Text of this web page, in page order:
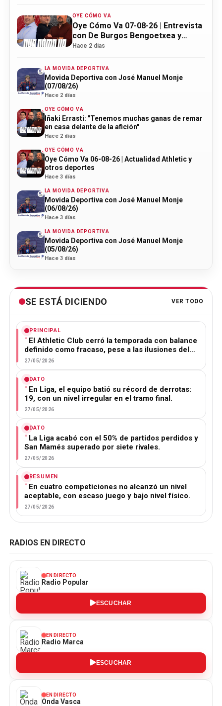
OYE CÓMO VA
Oye Cómo Va 07-08-26 | Entrevista
con De Burgos Bengoetxea y
actualidad Athletic
Hace 2 días
LA MOVIDA DEPORTIVA
Movida Deportiva con José Manuel Monje
(07/08/26)
Hace 2 días
OYE CÓMO VA
Iñaki Errasti: "Tenemos muchas ganas de remar
en casa delante de la afición"
Hace 2 días
OYE CÓMO VA
Oye Cómo Va 06-08-26 | Actualidad Athletic y
otros deportes
Hace 3 días
LA MOVIDA DEPORTIVA
Movida Deportiva con José Manuel Monje
(06/08/26)
Hace 3 días
LA MOVIDA DEPORTIVA
Movida Deportiva con José Manuel Monje
(05/08/26)
Hace 3 días
SE ESTÁ DICIENDO VER TODO
PRINCIPAL
El Athletic Club cerró la temporada con balance
definido como fracaso, pese a las ilusiones del…
27/05/2026
DATO
En Liga, el equipo batió su récord de derrotas:
19, con un nivel irregular en el tramo final.
27/05/2026
DATO
La Liga acabó con el 50% de partidos perdidos y
San Mamés superado por siete rivales.
27/05/2026
RESUMEN
En cuatro competiciones no alcanzó un nivel
aceptable, con escaso juego y bajo nivel físico.
27/05/2026
RADIOS EN DIRECTO
EN DIRECTO
Radio Popular
ESCUCHAR
EN DIRECTO
Radio Marca
ESCUCHAR
EN DIRECTO
Onda Vasca